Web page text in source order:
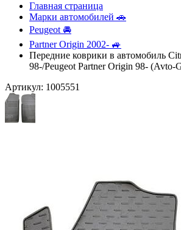
Главная страница
Марки автомобилей 🚗
Peugeot 🚘
Partner Origin 2002- 🚙
Передние коврики в автомобиль
98-/Peugeot Partner Origin 98- (Avto-
Артикул: 1005551